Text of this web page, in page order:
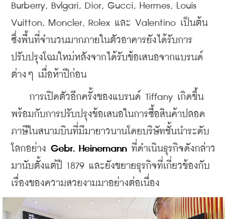
Burberry, Bvlgari, Dior, Gucci, Hermes, Louis
Vuitton, Moncler, Rolex และ Valentino เป็นต้น
ซึ่งพื้นที่จํานวนมากภายในตัวอาคารยังได้รับการ
ปรับปรุงโฉมใหม่หลังจากได้รับข้อเสนอจากแบรนด์
ต่างๆ เมื่อห้าปีก่อน
การเปิดตัวอีกครั้งของแบรนด์ Tiffany เกิดขึ้น
พร้อมกับการปรับปรุงข้อเสนอในการซื้อสินค้าปลอด
ภาษีในสนามบินที่มีมายาวนานโดยบริษัทชั้นนำระดับ
โลกอย่าง Gebr. Heinemann ที่ดำเนินธุรกิจดังกล่าว
มานับตั้งแต่ปี 1879 และยังขยายธุรกิจที่เกี่ยวข้องกับ
เรื่องของความสวยงามมาอย่างต่อเนื่อง